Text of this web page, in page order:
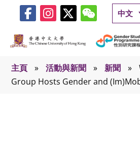
中文
主頁 » 活動與新聞 » 新聞 »
Group Hosts Gender and